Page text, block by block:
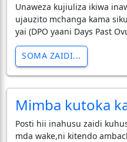
Unaweza kujiuliza ikiwa
ujauzito mchanga kama
yai (DPO yaani Days Past
SOMA ZAIDI...
Mimba kutoka
Posti hii inahusu zaidi
mda wake,ni kitendo